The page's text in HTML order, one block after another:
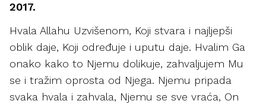
2017.
Hvala Allahu Uzvišenom, Koji stvara i najljepši
oblik daje, Koji određuje i uputu daje. Hvalim Ga
onako kako to Njemu dolikuje, zahvaljujem Mu
se i tražim oprosta od Njega. Njemu pripada
svaka hvala i zahvala, Njemu se sve vraća, On